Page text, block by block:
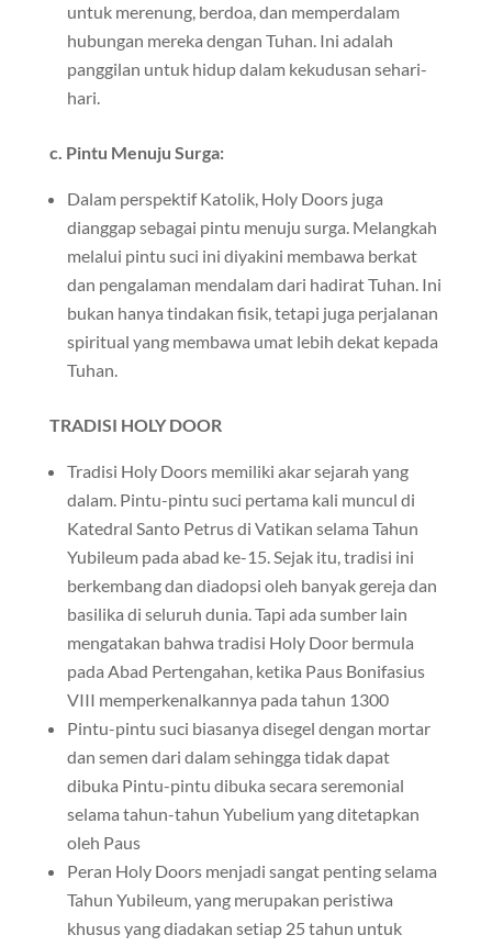
untuk merenung, berdoa, dan memperdalam
hubungan mereka dengan Tuhan. Ini adalah
panggilan untuk hidup dalam kekudusan sehari-
hari.
c. Pintu Menuju Surga:
Dalam perspektif Katolik, Holy Doors juga
dianggap sebagai pintu menuju surga. Melangkah
melalui pintu suci ini diyakini membawa berkat
dan pengalaman mendalam dari hadirat Tuhan. Ini
bukan hanya tindakan fisik, tetapi juga perjalanan
spiritual yang membawa umat lebih dekat kepada
Tuhan.
TRADISI HOLY DOOR
Tradisi Holy Doors memiliki akar sejarah yang
dalam. Pintu-pintu suci pertama kali muncul di
Katedral Santo Petrus di Vatikan selama Tahun
Yubileum pada abad ke-15. Sejak itu, tradisi ini
berkembang dan diadopsi oleh banyak gereja dan
basilika di seluruh dunia. Tapi ada sumber lain
mengatakan bahwa tradisi Holy Door bermula
pada Abad Pertengahan, ketika Paus Bonifasius
VIII memperkenalkannya pada tahun 1300
Pintu-pintu suci biasanya disegel dengan mortar
dan semen dari dalam sehingga tidak dapat
dibuka Pintu-pintu dibuka secara seremonial
selama tahun-tahun Yubelium yang ditetapkan
oleh Paus
Peran Holy Doors menjadi sangat penting selama
Tahun Yubileum, yang merupakan peristiwa
khusus yang diadakan setiap 25 tahun untuk